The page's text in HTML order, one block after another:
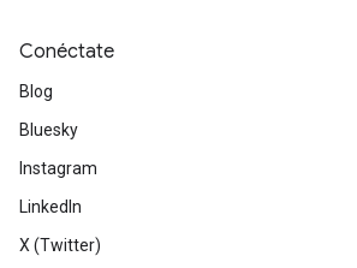
Conéctate
Blog
Bluesky
Instagram
LinkedIn
X (Twitter)